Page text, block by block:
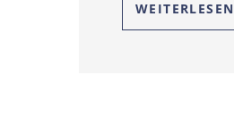
WEITERLESEN